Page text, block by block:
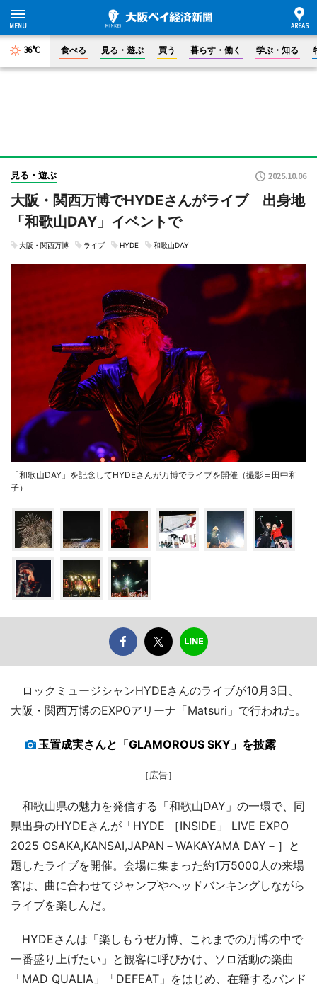
36°C 食べる 見る・遊ぶ 買う 暮らす・働く 学ぶ・知る
見る・遊ぶ 2025.10.06
大阪・関西万博でHYDEさんがライブ 出身地
「和歌山DAY」イベントで
大阪・関西万博 ライブ HYDE 和歌山DAY
「和歌山DAY」を記念してHYDEさんが万博でライブを開催（撮影＝田中和
子）
ロックミュージシャンHYDEさんのライブが10月3日、
大阪・関西万博のEXPOアリーナ「Matsuri」で行われた。
玉置成実さんと「GLAMOROUS SKY」を披露
［広告］
和歌山県の魅力を発信する「和歌山DAY」の一環で、同
県出身のHYDEさんが「HYDE ［INSIDE」 LIVE EXPO
2025 OSAKA,KANSAI,JAPAN－WAKAYAMA DAY－］と
題したライブを開催。会場に集まった約1万5000人の来場
客は、曲に合わせてジャンプやヘッドバンキングしながら
ライブを楽しんだ。
HYDEさんは「楽しもうぜ万博、これまでの万博の中で
一番盛り上げたい」と観客に呼びかけ、ソロ活動の楽曲
「MAD QUALIA」「DEFEAT」をはじめ、在籍するバンド